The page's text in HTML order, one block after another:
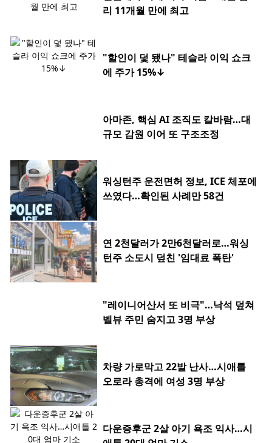
리 11개월 만에 최고
"할인이 덫 됐나" 테슬라 이익 쇼크
에 주가 15%↓
아마존, 핵심 AI 조직도 칼바람…대
규모 감원 이어 또 구조조정
워싱턴주 운전면허 정보, ICE 체포에
쓰였다…확인된 사례만 58건
연 2천달러가 2만6천달러로…워싱
턴주 소도시 덮친 '임대료 폭탄'
"레이니어산서 또 비극"…낙석 덮쳐
벨뷰 주민 숨지고 3명 부상
차량 가로막고 22발 난사…시애틀
오로라 총격에 여성 3명 부상
다운증후군 2살 아기 욕조 익사…시